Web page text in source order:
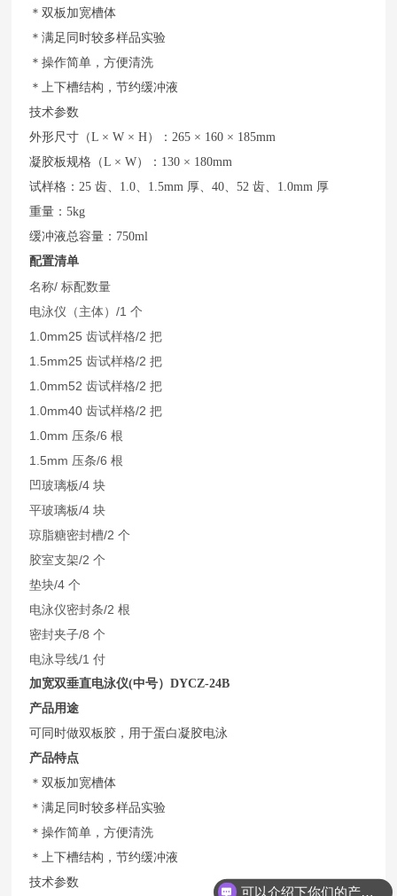
＊双板加宽槽体
＊满足同时较多样品实验
＊操作简单，方便清洗
＊上下槽结构，节约缓冲液
技术参数
外形尺寸（L × W × H）：265 × 160 × 185mm
凝胶板规格（L × W）：130 × 180mm
试样格：25 齿、1.0、1.5mm 厚、40、52 齿、1.0mm 厚
重量：5kg
缓冲液总容量：750ml
配置清单
名称/ 标配数量
电泳仪（主体）/1 个
1.0mm25 齿试样格/2 把
1.5mm25 齿试样格/2 把
1.0mm52 齿试样格/2 把
1.0mm40 齿试样格/2 把
1.0mm 压条/6 根
1.5mm 压条/6 根
凹玻璃板/4 块
平玻璃板/4 块
琼脂糖密封槽/2 个
胶室支架/2 个
垫块/4 个
电泳仪密封条/2 根
密封夹子/8 个
电泳导线/1 付
加宽双垂直电泳仪(中号）DYCZ-24B
产品用途
可同时做双板胶，用于蛋白凝胶电泳
产品特点
＊双板加宽槽体
＊满足同时较多样品实验
＊操作简单，方便清洗
＊上下槽结构，节约缓冲液
技术参数
可以介绍下你们的产品么